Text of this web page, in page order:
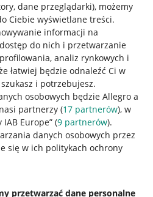
dane przeglądarki), możemy
Ciebie wyświetlane treści.
informacji na
do nich i przetwarzanie
analiz rynkowych i
łatwiej będzie odnaleźć Ci w
i potrzebujesz.
osobowych będzie Allegro a
partnerzy (17 partnerów), w
Europe” (9 partnerów).
danych osobowych przez
się w ich politykach ochrony
przetwarzać dane personalne